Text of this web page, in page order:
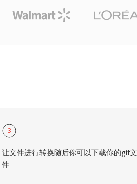
3
让文件进行转换随后你可以下载你的gif文
件